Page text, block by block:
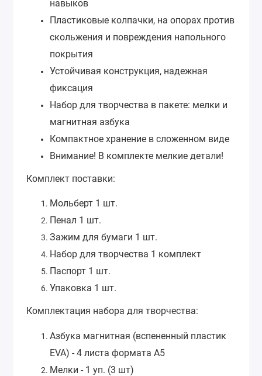
навыков
Пластиковые колпачки, на опорах против
скольжения и повреждения напольного
покрытия
Устойчивая конструкция, надежная
фиксация
Набор для творчества в пакете: мелки и
магнитная азбука
Компактное хранение в сложенном виде
Внимание! В комплекте мелкие детали!
Комплект поставки:
Мольберт 1 шт.
Пенал 1 шт.
Зажим для бумаги 1 шт.
Набор для творчества 1 комплект
Паспорт 1 шт.
Упаковка 1 шт.
Комплектация набора для творчества:
Азбука магнитная (вспененный пластик
ЕVA) - 4 листа формата А5
Мелки - 1 уп. (3 шт)